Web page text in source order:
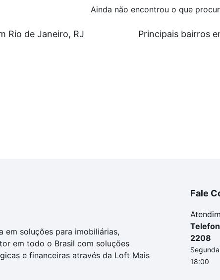
Ainda não encontrou o que
Rio de Janeiro, RJ Principais bairros
em soluções para imobiliárias,
em todo o Brasil com soluções
e financeiras através da Loft Mais
Fale
2208
18:00